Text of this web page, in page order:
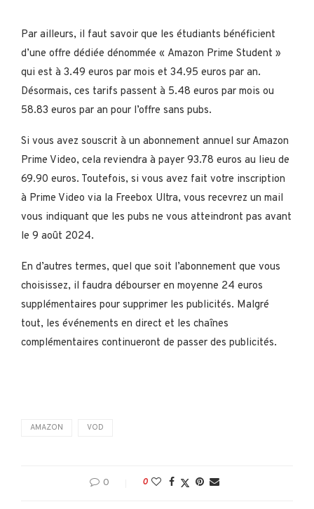
Par ailleurs, il faut savoir que les étudiants bénéficient
d’une offre dédiée dénommée « Amazon Prime Student »
qui est à 3.49 euros par mois et 34.95 euros par an.
Désormais, ces tarifs passent à 5.48 euros par mois ou
58.83 euros par an pour l’offre sans pubs.
Si vous avez souscrit à un abonnement annuel sur Amazon
Prime Video, cela reviendra à payer 93.78 euros au lieu de
69.90 euros. Toutefois, si vous avez fait votre inscription
à Prime Video via la Freebox Ultra, vous recevrez un mail
vous indiquant que les pubs ne vous atteindront pas avant
le 9 août 2024.
En d’autres termes, quel que soit l’abonnement que vous
choisissez, il faudra débourser en moyenne 24 euros
supplémentaires pour supprimer les publicités. Malgré
tout, les événements en direct et les chaînes
complémentaires continueront de passer des publicités.
AMAZON VOD
0 0